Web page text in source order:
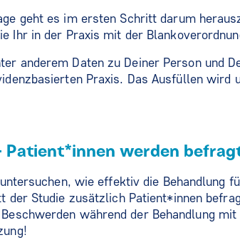
geht es im ersten Schritt darum
Ihr in der Praxis mit der
anderem Daten zu Deiner Person und
Praxis. Das Ausfüllen wird
Patient*innen werden
wie effektiv die Behandlung
der Studie zusätzlich Patient*innen
während der Behandlung mit